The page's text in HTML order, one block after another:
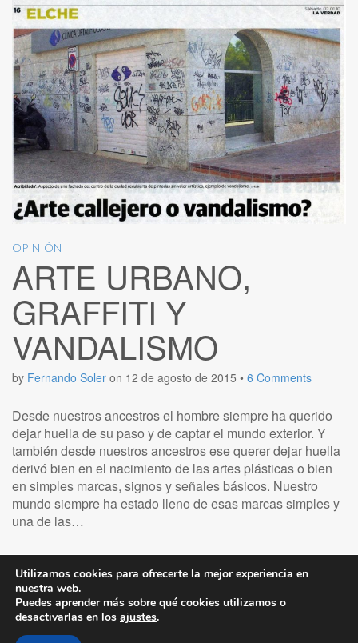
OPINIÓN
ARTE URBANO,
GRAFFITI Y
VANDALISMO
by Fernando Soler on 12 de agosto de 2015 • 6 Comments
Desde nuestros ancestros el hombre siempre ha querido
dejar huella de su paso y de captar el mundo exterior. Y
también desde nuestros ancestros ese querer dejar huella
derivó bien en el nacimiento de las artes plásticas o bien
en simples marcas, signos y señales básicos. Nuestro
mundo siempre ha estado lleno de esas marcas simples y
una de las…
Read more →
Utilizamos cookies para ofrecerte la mejor experiencia en
nuestra web.
Puedes aprender más sobre qué cookies utilizamos o
desactivarlas en los ajustes.